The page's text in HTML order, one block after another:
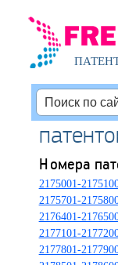
Номера
2175001-
2175701-
2176401-
2177101-
2177801-